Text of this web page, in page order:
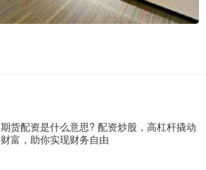
期货配资是什么意思? 配资炒股，高杠杆撬动
财富，助你实现财务自由